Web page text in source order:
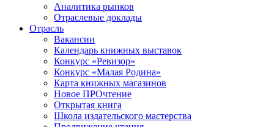
Аналитика рынков
Отраслевые доклады
Отрасль
Вакансии
Календарь книжных выставок
Конкурс «Ревизор»
Конкурс «Малая Родина»
Карта книжных магазинов
Новое ПРОчтение
Открытая книга
Школа издательского мастерства